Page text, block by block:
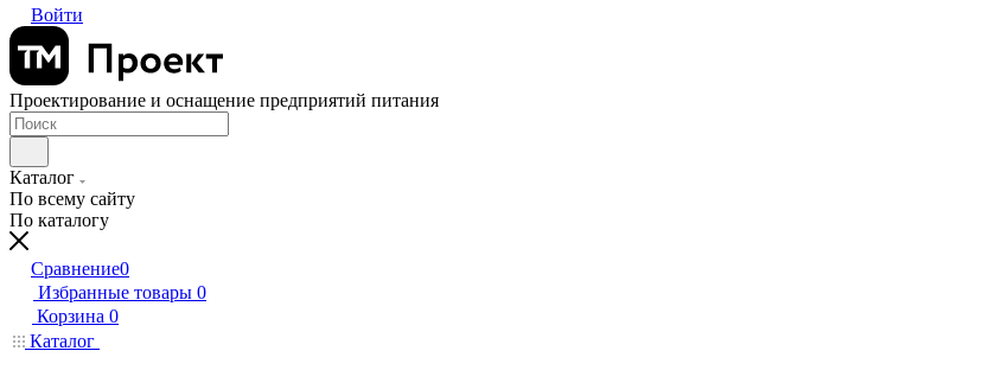
Войти
Проектирование и оснащение предприятий питания
Каталог
По всему сайту
По каталогу
Сравнение0
Избранные товары 0
Корзина 0
Каталог